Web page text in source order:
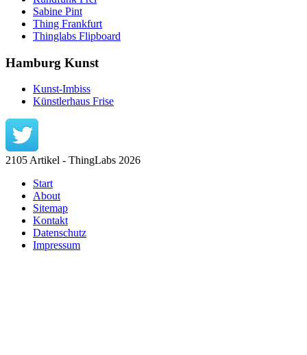
Sabine Pint
Thing Frankfurt
Thinglabs Flipboard
Hamburg Kunst
Kunst-Imbiss
Künstlerhaus Frise
2105 Artikel - ThingLabs 2026
Start
About
Sitemap
Kontakt
Datenschutz
Impressum